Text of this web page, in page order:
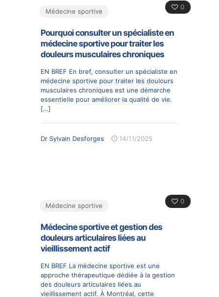
0
Médecine sportive
Pourquoi consulter un spécialiste en
médecine sportive pour traiter les
douleurs musculaires chroniques
EN BREF En bref, consulter un spécialiste en
médecine sportive pour traiter les doulours
musculaires chroniques est une démarche
essentielle pour améliorer la qualité de vie.
[…]
Dr Sylvain Desforges 14/11/2025
0
Médecine sportive
Médecine sportive et gestion des
douleurs articulaires liées au
vieillissement actif
EN BREF La médecine sportive est une
approche thérapeutique dédiée à la gestion
des douleurs articulaires liées au
vieillissement actif. À Montréal, cette